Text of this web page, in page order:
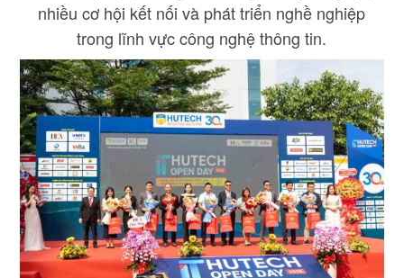
nhiều cơ hội kết nối và phát triển nghề nghiệp
trong lĩnh vực công nghệ thông tin.